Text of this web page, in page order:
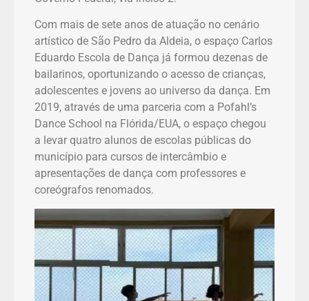
Com mais de sete anos de atuação no cenário
artístico de São Pedro da Aldeia, o espaço Carlos
Eduardo Escola de Dança já formou dezenas de
bailarinos, oportunizando o acesso de crianças,
adolescentes e jovens ao universo da dança. Em
2019, através de uma parceria com a Pofahl’s
Dance School na Flórida/EUA, o espaço chegou
a levar quatro alunos de escolas públicas do
município para cursos de intercâmbio e
apresentações de dança com professores e
coreógrafos renomados.